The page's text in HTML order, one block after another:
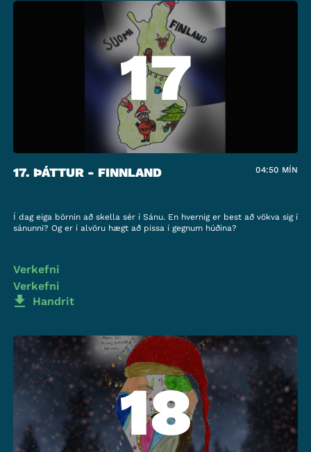
17
17. ÞÁTTUR - FINNLAND 04:50 MÍN
Í dag eiga börnin að skella sér í Sánu. En hvernig er best að vökva sig í
sánunni? Og er í alvöru hægt að pissa í gegnum húðina?
Verkefni
Verkefni
Handrit
18